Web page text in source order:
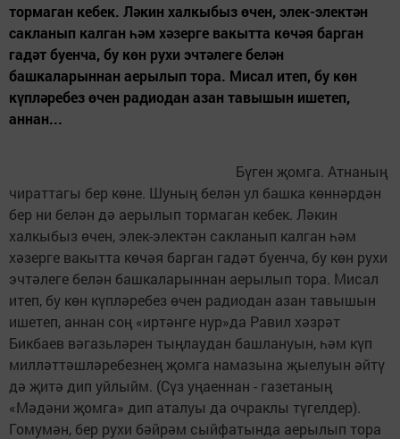
тормаган кебек. Ләкин халкыбыз өчен, элек-электән
сакланып калган һәм хәзерге вакытта көчәя барган
гадәт буенча, бу көн рухи эчтәлеге белән
башкаларыннан аерылып тора. Мисал итеп, бу көн
күпләребез өчен радиодан азан тавышын ишетеп,
аннан...
Бүген җомга. Атнаның
чираттагы бер көне. Шуның белән ул башка көннәрдән
бер ни белән дә аерылып тормаган кебек. Ләкин
халкыбыз өчен, элек-электән сакланып калган һәм
хәзерге вакытта көчәя барган гадәт буенча, бу көн рухи
эчтәлеге белән башкаларыннан аерылып тора. Мисал
итеп, бу көн күпләребез өчен радиодан азан тавышын
ишетеп, аннан соң «иртәнге нур»да Равил хәзрәт
Бикбаев вәгазьләрен тыңлаудан башлануын, һәм күп
милләттәшләребезнең җомга намазына җыелуын әйтү
дә җитә дип уйлыйм. (Сүз уңаеннан - газетаның
«Мәдәни җомга» дип аталуы да очраклы түгелдер).
Гомумән, бер рухи бәйрәм сыйфатында аерылып тора